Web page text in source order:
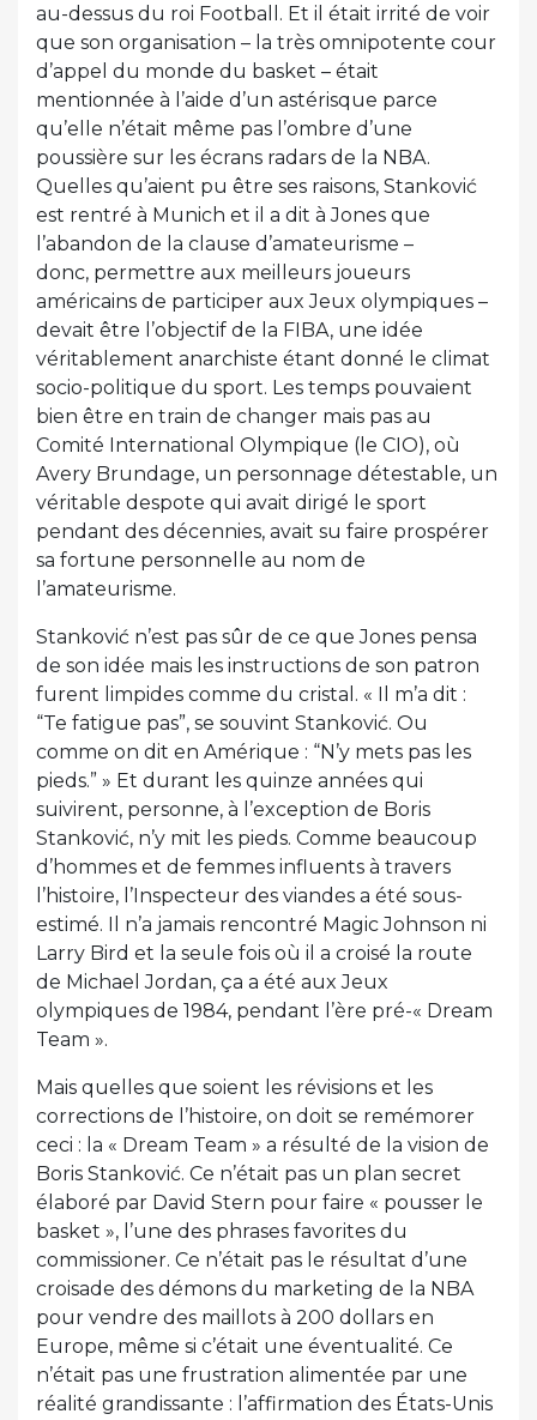
au-dessus du roi Football. Et il était irrité de voir
que son organisation – la très omnipotente cour
d’appel du monde du basket – était
mentionnée à l’aide d’un astérisque parce
qu’elle n’était même pas l’ombre d’une
poussière sur les écrans radars de la NBA.
Quelles qu’aient pu être ses raisons, Stanković
est rentré à Munich et il a dit à Jones que
l’abandon de la clause d’amateurisme –
donc, permettre aux meilleurs joueurs
américains de participer aux Jeux olympiques –
devait être l’objectif de la FIBA, une idée
véritablement anarchiste étant donné le climat
socio-politique du sport. Les temps pouvaient
bien être en train de changer mais pas au
Comité International Olympique (le CIO), où
Avery Brundage, un personnage détestable, un
véritable despote qui avait dirigé le sport
pendant des décennies, avait su faire prospérer
sa fortune personnelle au nom de
l’amateurisme.
Stanković n’est pas sûr de ce que Jones pensa
de son idée mais les instructions de son patron
furent limpides comme du cristal. « Il m’a dit :
“Te fatigue pas”, se souvint Stanković. Ou
comme on dit en Amérique : “N’y mets pas les
pieds.” » Et durant les quinze années qui
suivirent, personne, à l’exception de Boris
Stanković, n’y mit les pieds. Comme beaucoup
d’hommes et de femmes influents à travers
l’histoire, l’Inspecteur des viandes a été sous-
estimé. Il n’a jamais rencontré Magic Johnson ni
Larry Bird et la seule fois où il a croisé la route
de Michael Jordan, ça a été aux Jeux
olympiques de 1984, pendant l’ère pré-« Dream
Team ».
Mais quelles que soient les révisions et les
corrections de l’histoire, on doit se remémorer
ceci : la « Dream Team » a résulté de la vision de
Boris Stanković. Ce n’était pas un plan secret
élaboré par David Stern pour faire « pousser le
basket », l’une des phrases favorites du
commissioner. Ce n’était pas le résultat d’une
croisade des démons du marketing de la NBA
pour vendre des maillots à 200 dollars en
Europe, même si c’était une éventualité. Ce
n’était pas une frustration alimentée par une
réalité grandissante : l’affirmation des États-Unis